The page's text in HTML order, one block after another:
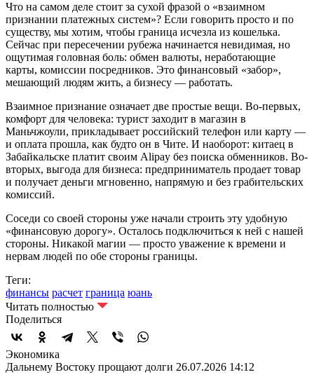
Что на самом деле стоит за сухой фразой о «взаимном
признании платежных систем»? Если говорить просто и по
существу, мы хотим, чтобы граница исчезла из кошелька.
Сейчас при пересечении рубежа начинается невидимая, но
ощутимая головная боль: обмен валюты, неработающие
карты, комиссии посредников. Это финансовый «забор»,
мешающий людям жить, а бизнесу — работать.
Взаимное признание означает две простые вещи. Во-первых,
комфорт для человека: турист заходит в магазин в
Маньчжоули, прикладывает российский телефон или карту —
и оплата прошла, как будто он в Чите. И наоборот: китаец в
Забайкальске платит своим Alipay без поиска обменников. Во-
вторых, выгода для бизнеса: предприниматель продает товар
и получает деньги мгновенно, напрямую и без грабительских
комиссий.
Соседи со своей стороны уже начали строить эту удобную
«финансовую дорогу». Осталось подключиться к ней с нашей
стороны. Никакой магии — просто уважение к времени и
нервам людей по обе стороны границы.
Теги:
финансы расчет граница юань
Читать полностью
Поделиться
Экономика
Дальнему Востоку прощают долги 26.07.2026 14:12